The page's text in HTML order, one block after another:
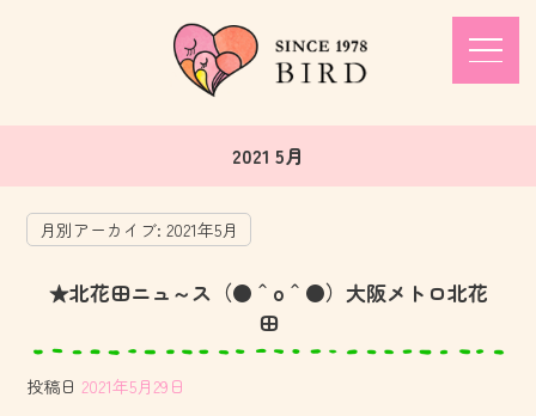
2021 5月
月別アーカイブ:2021年5月
★北花田ニュ～ス（●＾o＾●）大阪メトロ北花
田
投稿日 2021年5月29日